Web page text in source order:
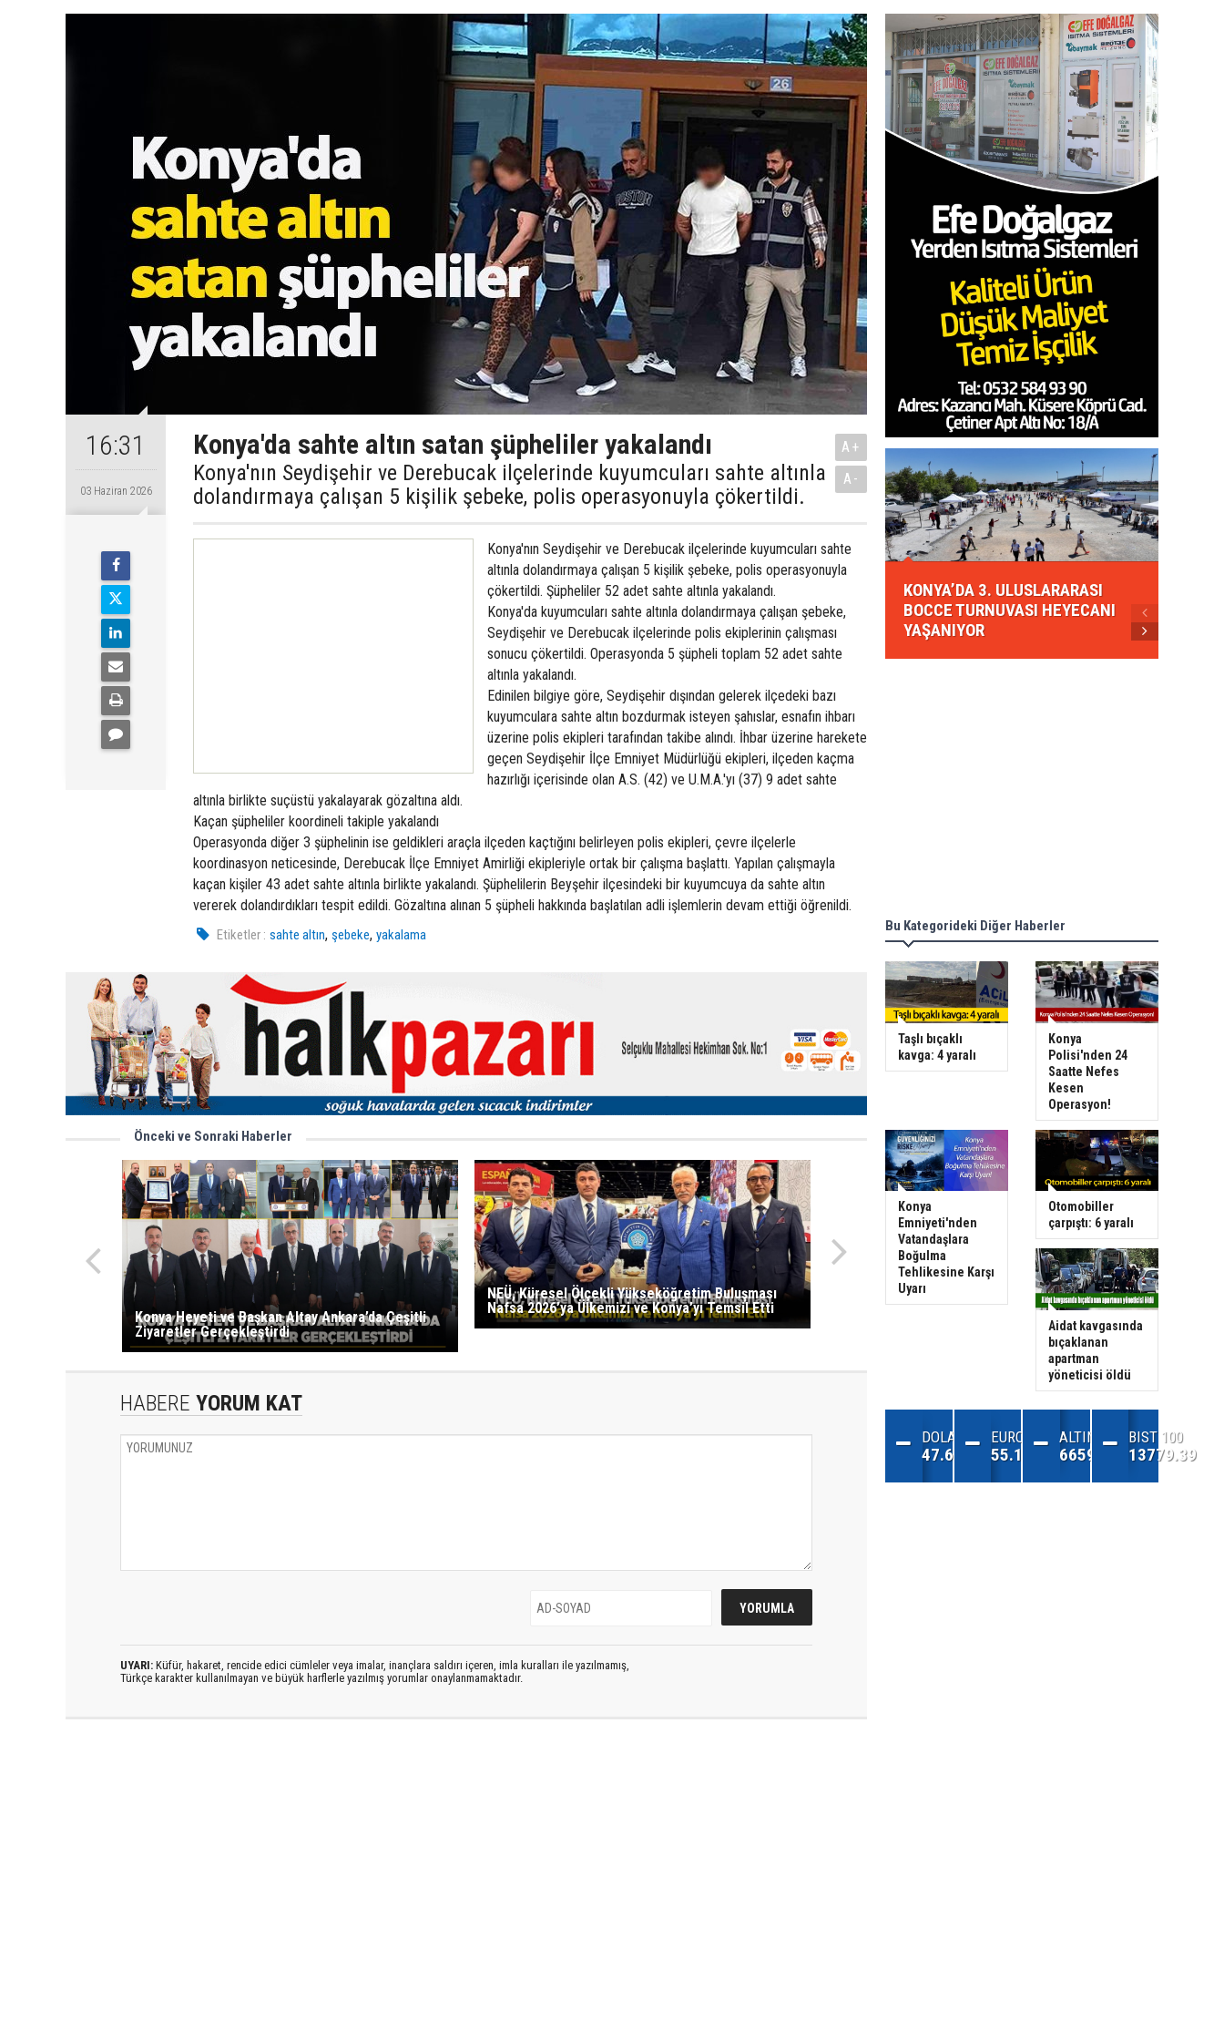
16:31
03 Haziran 2026
Konya'da sahte altın satan şüpheliler yakalandı
Konya'nın Seydişehir ve Derebucak ilçelerinde kuyumcuları sahte altınla
dolandırmaya çalışan 5 kişilik şebeke, polis operasyonuyla çökertildi.
A+
A-
Konya'nın Seydişehir ve Derebucak ilçelerinde kuyumcuları sahte
altınla dolandırmaya çalışan 5 kişilik şebeke, polis operasyonuyla
çökertildi. Şüpheliler 52 adet sahte altınla yakalandı.
Konya'da kuyumcuları sahte altınla dolandırmaya çalışan şebeke,
Seydişehir ve Derebucak ilçelerinde polis ekiplerinin çalışması
sonucu çökertildi. Operasyonda 5 şüpheli toplam 52 adet sahte
altınla yakalandı.
Edinilen bilgiye göre, Seydişehir dışından gelerek ilçedeki bazı
kuyumculara sahte altın bozdurmak isteyen şahıslar, esnafın ihbarı
üzerine polis ekipleri tarafından takibe alındı. İhbar üzerine harekete
geçen Seydişehir İlçe Emniyet Müdürlüğü ekipleri, ilçeden kaçma
hazırlığı içerisinde olan A.S. (42) ve U.M.A.'yı (37) 9 adet sahte
altınla birlikte suçüstü yakalayarak gözaltına aldı.
Kaçan şüpheliler koordineli takiple yakalandı
Operasyonda diğer 3 şüphelinin ise geldikleri araçla ilçeden kaçtığını belirleyen polis ekipleri, çevre ilçelerle
koordinasyon neticesinde, Derebucak İlçe Emniyet Amirliği ekipleriyle ortak bir çalışma başlattı. Yapılan çalışmayla
kaçan kişiler 43 adet sahte altınla birlikte yakalandı. Şüphelilerin Beyşehir ilçesindeki bir kuyumcuya da sahte altın
vererek dolandırdıkları tespit edildi. Gözaltına alınan 5 şüpheli hakkında başlatılan adli işlemlerin devam ettiği öğrenildi.
Etiketler : sahte altın,şebeke,yakalama
Önceki ve Sonraki Haberler
Konya Heyeti ve Başkan Altay Ankara’da Çeşitli
Ziyaretler Gerçekleştirdi
NEÜ, Küresel Ölçekli Yükseköğretim Buluşması
Nafsa 2026’ya Ülkemizi ve Konya’yı Temsil Etti
HABERE YORUM KAT
UYARI: Küfür, hakaret, rencide edici cümleler veya imalar, inançlara saldırı içeren, imla kuralları ile yazılmamış,
Türkçe karakter kullanılmayan ve büyük harflerle yazılmış yorumlar onaylanmamaktadır.
KONYA’DA 3. ULUSLARARASI
BOCCE TURNUVASI HEYECANI
YAŞANIYOR
Bu Kategorideki Diğer Haberler
Taşlı bıçaklı
kavga: 4 yaralı
Konya
Polisi'nden 24
Saatte Nefes
Kesen
Operasyon!
Konya
Emniyeti'nden
Vatandaşlara
Boğulma
Tehlikesine Karşı
Uyarı
Otomobiller
çarpıştı: 6 yaralı
Aidat kavgasında
bıçaklanan
apartman
yöneticisi öldü
DOLAR
47.68
EURO
55.13
ALTIN
6659.71
BIST 100
13779.39